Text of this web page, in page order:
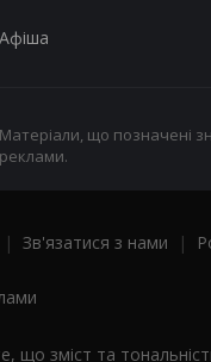
Афіша
Матеріали, що позначені
реклами.
| Зв'язатися з нами |
що зміст та